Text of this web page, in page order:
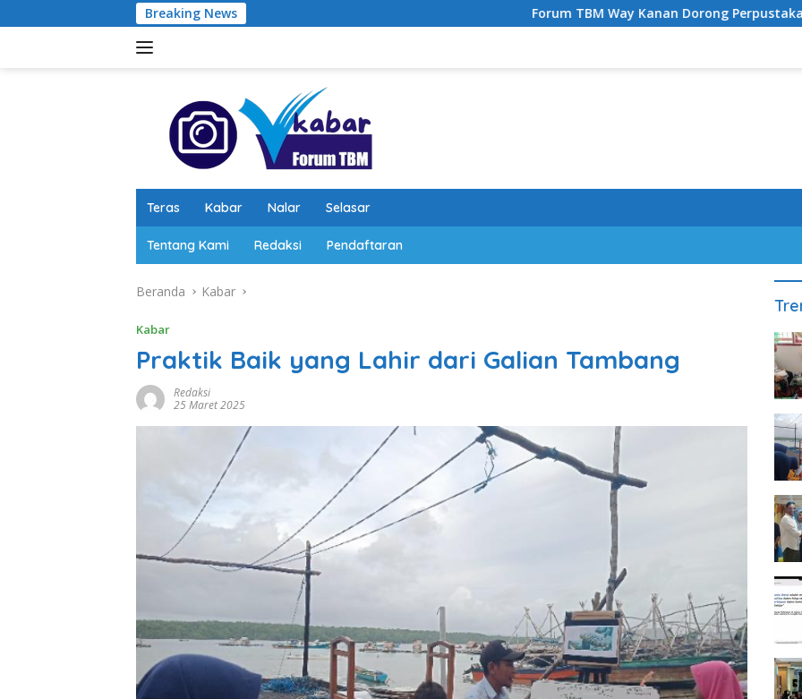
ke
Breaking News Forum TBM Way Kanan Dorong Perpustakaan Masjid
Teras Kabar Nalar Selasar
Tentang Kami Redaksi Pendaftaran
Beranda Kabar
Kabar
Praktik Baik yang Lahir dari Galian Tambang
Redaksi
25 Maret 2025